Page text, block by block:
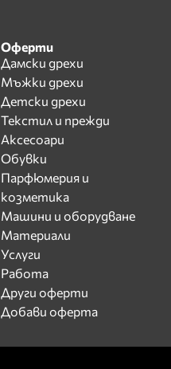
Оферти
Дамски дрехи
Мъжки дрехи
Детски дрехи
Текстил и прежди
Аксесоари
Обувки
Парфюмерия и
козметика
Машини и оборудване
Материали
Услуги
Работа
Други оферти
Добави оферта